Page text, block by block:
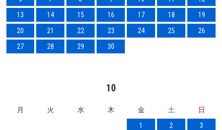
13
14 15 16 17 18
19
20
21 22 23 24 25
26
27
28 29 30
10
月 火 水 木 金 土
日
1
2
3